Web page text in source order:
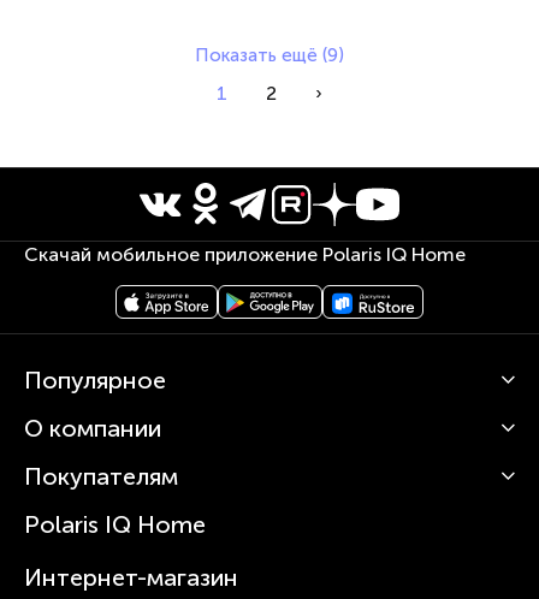
Показать ещё (9)
1 2 ›
Скачай мобильное приложение Polaris IQ Home
Популярное
Кофемашины
Вертикальные пылесосы
Зубные щетки и ирригаторы
Увлажнители
О компании
О Polaris
Статьи
Покупателям
Сервисные центры
Где купить
Polaris IQ Home
Интернет-магазин